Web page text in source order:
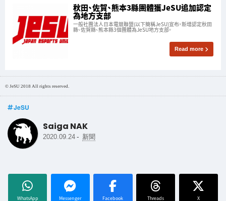
秋田、佐賀、熊本3縣團體獲JeSU追加認定
為地方支部
一般社團法人日本電競聯盟(以下簡稱JeSU)宣布，新增認定秋田
縣、佐賀縣、熊本縣3個團體為JeSU地方支部。
Read more
© JeSU 2018 All rights reserved.
JeSU
Saiga NAK
2020.09.24 - 新聞
WhatsApp Messenger Facebook Threads X